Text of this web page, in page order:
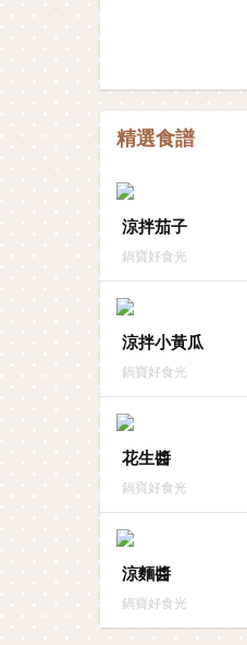
精選食譜
涼拌茄子
鍋寶好食光
涼拌小黃瓜
鍋寶好食光
花生醬
鍋寶好食光
涼麵醬
鍋寶好食光